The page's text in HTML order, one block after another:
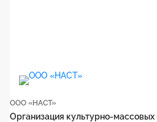
ООО «НАСТ»
Организация культурно-